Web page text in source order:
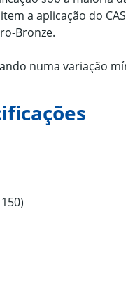
a aplicação do
Bronze.
numa variação